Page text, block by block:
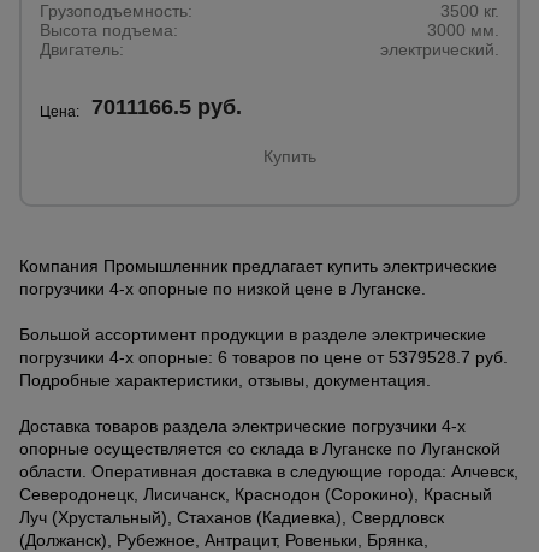
Грузоподъемность:
3500 кг.
Высота подъема:
3000 мм.
Двигатель:
электрический.
Цена: 7011166.5 руб.
Купить
Компания Промышленник предлагает купить электрические
погрузчики 4-х опорные по низкой цене в Луганске.
Большой ассортимент продукции в разделе электрические
погрузчики 4-х опорные: 6 товаров по цене от 5379528.7 руб.
Подробные характеристики, отзывы, документация.
Доставка товаров раздела электрические погрузчики 4-х
опорные осуществляется со склада в Луганске по Луганской
области. Оперативная доставка в следующие города: Алчевск,
Северодонецк, Лисичанск, Краснодон (Сорокино), Красный
Луч (Хрустальный), Стаханов (Кадиевка), Свердловск
(Должанск), Рубежное, Антрацит, Ровеньки, Брянка,